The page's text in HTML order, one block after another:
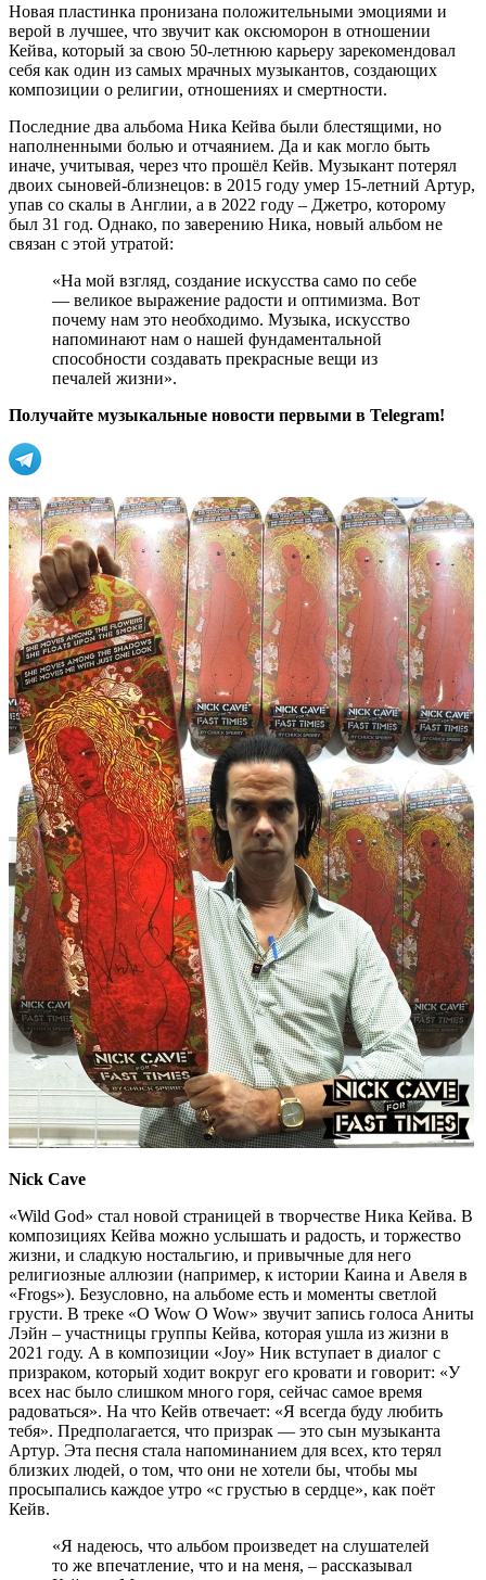
Новая пластинка пронизана положительными эмоциями и
верой в лучшее, что звучит как оксюморон в отношении
Кейва, который за свою 50-летнюю карьеру зарекомендовал
себя как один из самых мрачных музыкантов, создающих
композиции о религии, отношениях и смертности.
Последние два альбома Ника Кейва были блестящими, но
наполненными болью и отчаянием. Да и как могло быть
иначе, учитывая, через что прошёл Кейв. Музыкант потерял
двоих сыновей-близнецов: в 2015 году умер 15-летний Артур,
упав со скалы в Англии, а в 2022 году – Джетро, которому
был 31 год. Однако, по заверению Ника, новый альбом не
связан с этой утратой:
«На мой взгляд, создание искусства само по себе
— великое выражение радости и оптимизма. Вот
почему нам это необходимо. Музыка, искусство
напоминают нам о нашей фундаментальной
способности создавать прекрасные вещи из
печалей жизни».
Получайте музыкальные новости первыми в Telegram!
Nick Cave
«Wild God» стал новой страницей в творчестве Ника Кейва. В
композициях Кейва можно услышать и радость, и торжество
жизни, и сладкую ностальгию, и привычные для него
религиозные аллюзии (например, к истории Каина и Авеля в
«Frogs»). Безусловно, на альбоме есть и моменты светлой
грусти. В треке «O Wow O Wow» звучит запись голоса Аниты
Лэйн – участницы группы Кейва, которая ушла из жизни в
2021 году. А в композиции «Joy» Ник вступает в диалог с
призраком, который ходит вокруг его кровати и говорит: «У
всех нас было слишком много горя, сейчас самое время
радоваться». На что Кейв отвечает: «Я всегда буду любить
тебя». Предполагается, что призрак — это сын музыканта
Артур. Эта песня стала напоминанием для всех, кто терял
близких людей, о том, что они не хотели бы, чтобы мы
просыпались каждое утро «с грустью в сердце», как поёт
Кейв.
«Я надеюсь, что альбом произведет на слушателей
то же впечатление, что и на меня, – рассказывал